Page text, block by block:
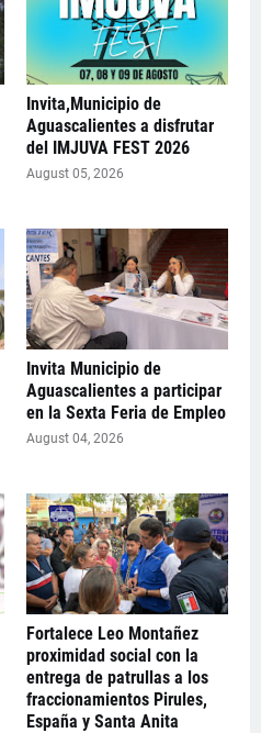
Invita,Municipio de
Aguascalientes a disfrutar
del IMJUVA FEST 2026
August 05, 2026
Invita Municipio de
Aguascalientes a participar
en la Sexta Feria de Empleo
August 04, 2026
Fortalece Leo Montañez
proximidad social con la
entrega de patrullas a los
fraccionamientos Pirules,
España y Santa Anita